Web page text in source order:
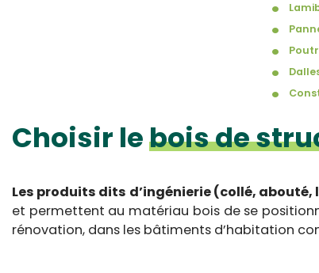
Choisir lebois de
Les produits dits d’ingénierie (collé, abouté,
et permettent au matériau bois de se
rénovation, dans les bâtiments d’habitation